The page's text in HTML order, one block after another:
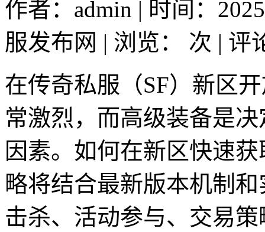
作者：admin | 时间：
服发布网 | 浏览：
次 | 评
在传奇私服（SF）新区
常激烈，而高级装备是
因素。如何在新区快速
略将结合最新版本机制
击杀、活动参与、交易